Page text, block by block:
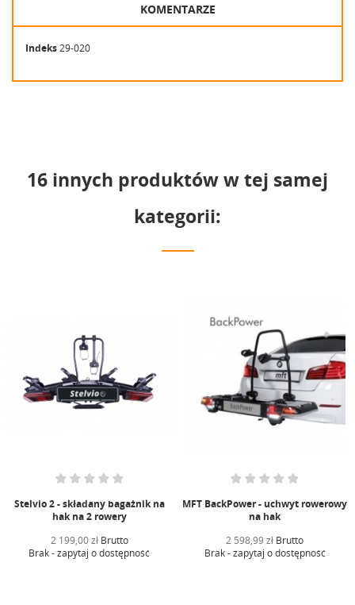
KOMENTARZE
Indeks29-020
16 innych produktów w tej samej
kategorii:
Stelvio 2 - składany bagażnik na
hak na 2 rowery
2 199,00 złBrutto
Brak - zapytaj o dostępność
MFT BackPower - uchwyt rowerowy
na hak
2 598,99 zł Brutto
Brak - zapytaj o dostępność